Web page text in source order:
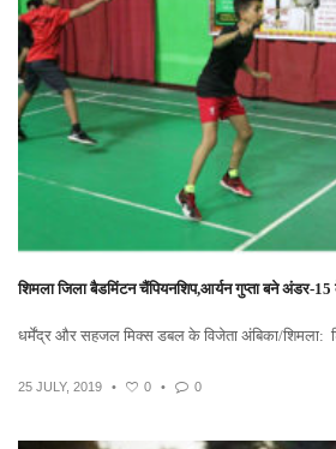
शिमला जिला बैडमिंटन चैंपियनशिप,आर्यन गुप्ता बने अंडर-
धर्मेंद्र और सहजल मिक्स डबल के विजेता अंबिका/शिमला:
25 JULY, 2019 • 0 • 0